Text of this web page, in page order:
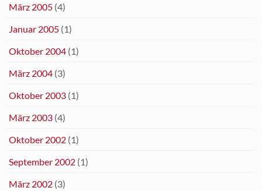
März 2005 (4)
Januar 2005 (1)
Oktober 2004 (1)
März 2004 (3)
Oktober 2003 (1)
März 2003 (4)
Oktober 2002 (1)
September 2002 (1)
März 2002 (3)